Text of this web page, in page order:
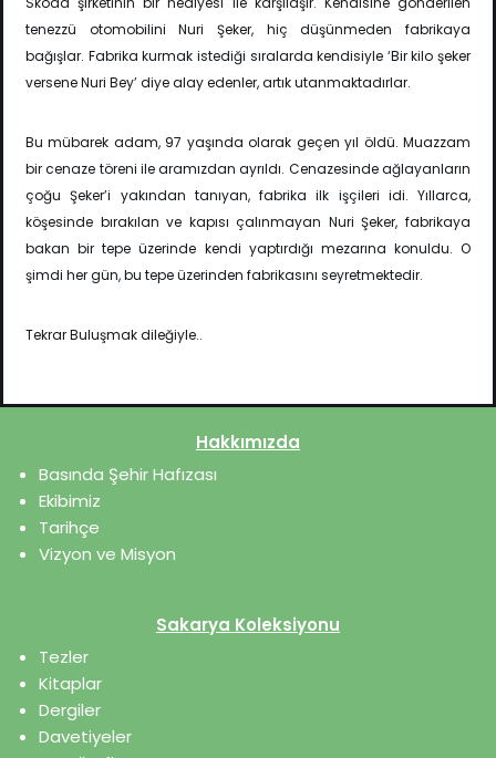
tenezzü otomobilini Nuri Şeker, hiç düşünmeden fabrikaya
bağışlar. Fabrika kurmak istediği sıralarda kendisiyle ‘Bir kilo şeker
versene Nuri Bey’ diye alay edenler, artık utanmaktadırlar.
Bu mübarek adam, 97 yaşında olarak geçen yıl öldü. Muazzam
bir cenaze töreni ile aramızdan ayrıldı. Cenazesinde ağlayanların
çoğu Şeker’i yakından tanıyan, fabrika ilk işçileri idi. Yıllarca,
köşesinde bırakılan ve kapısı çalınmayan Nuri Şeker, fabrikaya
bakan bir tepe üzerinde kendi yaptırdığı mezarına konuldu. O
şimdi her gün, bu tepe üzerinden fabrikasını seyretmektedir.
Tekrar Buluşmak dileğiyle..
Hakkımızda
Basında Şehir Hafızası
Ekibimiz
Tarihçe
Vizyon ve Misyon
Sakarya Koleksiyonu
Tezler
Kitaplar
Dergiler
Davetiyeler